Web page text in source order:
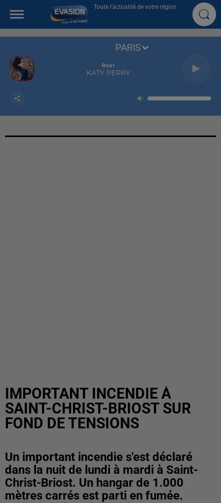
Toute l'actualité de votre région
Roar
KATY PERRY
PARIS
IMPORTANT INCENDIE À
SAINT-CHRIST-BRIOST SUR
FOND DE TENSIONS
Un important incendie s'est déclaré
dans la nuit de lundi à mardi à Saint-
Christ-Briost. Un hangar de 1.000
mètres carrés est parti en fumée.